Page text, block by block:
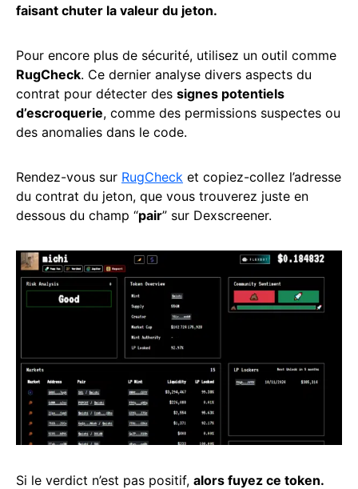
faisant chuter la valeur du jeton.
Pour encore plus de sécurité, utilisez un outil comme
RugCheck. Ce dernier analyse divers aspects du
contrat pour détecter des signes potentiels
d’escroquerie, comme des permissions suspectes ou
des anomalies dans le code.
Rendez-vous sur RugCheck et copiez-collez l’adresse
du contrat du jeton, que vous trouverez juste en
dessous du champ “pair” sur Dexscreener.
Si le verdict n’est pas positif, alors fuyez ce token.